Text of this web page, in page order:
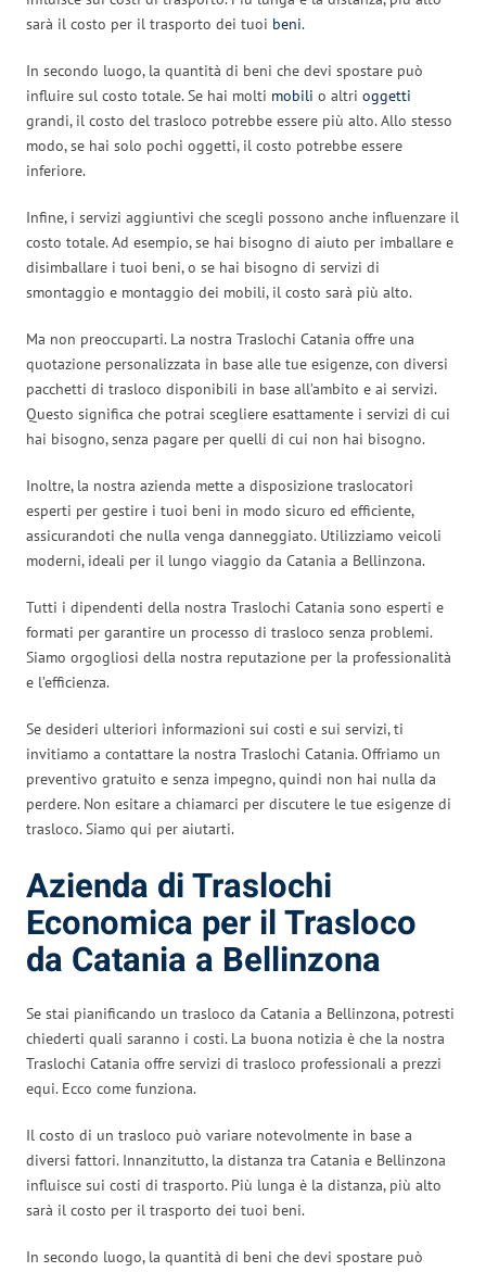
sarà il costo per il trasporto dei tuoi beni.
In secondo luogo, la quantità di beni che devi spostare può
influire sul costo totale. Se hai molti mobili o altri oggetti
grandi, il costo del trasloco potrebbe essere più alto. Allo stesso
modo, se hai solo pochi oggetti, il costo potrebbe essere
inferiore.
Infine, i servizi aggiuntivi che scegli possono anche influenzare il
costo totale. Ad esempio, se hai bisogno di aiuto per imballare e
disimballare i tuoi beni, o se hai bisogno di servizi di
smontaggio e montaggio dei mobili, il costo sarà più alto.
Ma non preoccuparti. La nostra Traslochi Catania offre una
quotazione personalizzata in base alle tue esigenze, con diversi
pacchetti di trasloco disponibili in base all’ambito e ai servizi.
Questo significa che potrai scegliere esattamente i servizi di cui
hai bisogno, senza pagare per quelli di cui non hai bisogno.
Inoltre, la nostra azienda mette a disposizione traslocatori
esperti per gestire i tuoi beni in modo sicuro ed efficiente,
assicurandoti che nulla venga danneggiato. Utilizziamo veicoli
moderni, ideali per il lungo viaggio da Catania a Bellinzona.
Tutti i dipendenti della nostra Traslochi Catania sono esperti e
formati per garantire un processo di trasloco senza problemi.
Siamo orgogliosi della nostra reputazione per la professionalità
e l’efficienza.
Se desideri ulteriori informazioni sui costi e sui servizi, ti
invitiamo a contattare la nostra Traslochi Catania. Offriamo un
preventivo gratuito e senza impegno, quindi non hai nulla da
perdere. Non esitare a chiamarci per discutere le tue esigenze di
trasloco. Siamo qui per aiutarti.
Azienda di Traslochi
Economica per il Trasloco
da Catania a Bellinzona
Se stai pianificando un trasloco da Catania a Bellinzona, potresti
chiederti quali saranno i costi. La buona notizia è che la nostra
Traslochi Catania offre servizi di trasloco professionali a prezzi
equi. Ecco come funziona.
Il costo di un trasloco può variare notevolmente in base a
diversi fattori. Innanzitutto, la distanza tra Catania e Bellinzona
influisce sui costi di trasporto. Più lunga è la distanza, più alto
sarà il costo per il trasporto dei tuoi beni.
In secondo luogo, la quantità di beni che devi spostare può